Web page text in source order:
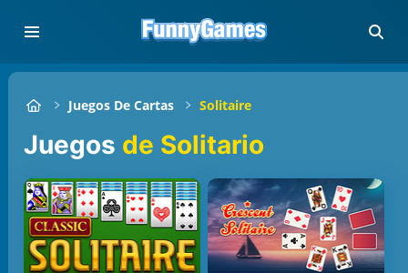
Juegos De Cartas Solitaire
Juegos de Solitario